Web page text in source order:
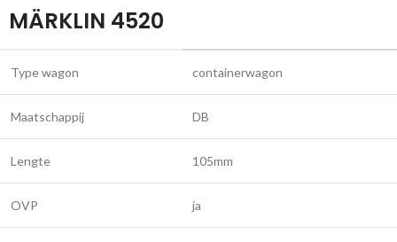
MÄRKLIN 4520
Type wagon containerwagon
Maatschappij DB
Lengte 105mm
OVP ja